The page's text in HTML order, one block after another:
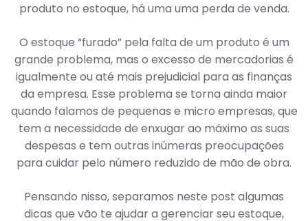
produto no estoque, há uma uma perda de venda.
O estoque “furado” pela falta de um produto é um
grande problema, mas o excesso de mercadorias é
igualmente ou até mais prejudicial para as finanças
da empresa. Esse problema se torna ainda maior
quando falamos de pequenas e micro empresas, que
tem a necessidade de enxugar ao máximo as suas
despesas e tem outras inúmeras preocupações
para cuidar pelo número reduzido de mão de obra.
Pensando nisso, separamos neste post algumas
dicas que vão te ajudar a gerenciar seu estoque,